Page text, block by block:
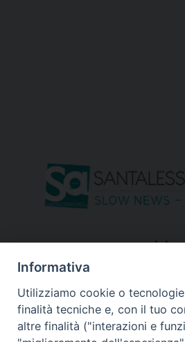
seguici su
Informativa
Utilizziamo cookie o
finalità tecniche e, con il tuo
altre finalità ("interazioni e